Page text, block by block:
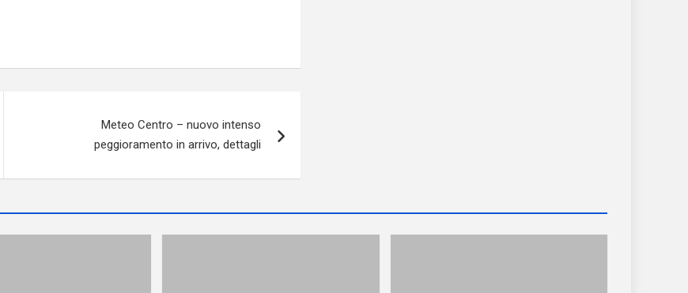
Meteo Centro – nuovo intenso
peggioramento in arrivo, dettagli